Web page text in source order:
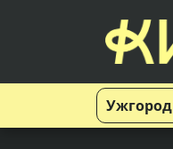
Ужгород